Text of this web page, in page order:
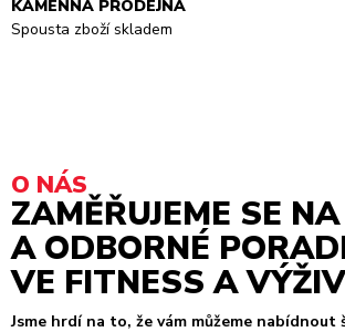
KAMENNÁ PRODEJNA
Spousta zboží skladem
O NÁS
ZAMĚŘUJEME SE
A ODBORNÉ
VE FITNESS A
Jsme hrdí na to, že vám můžeme